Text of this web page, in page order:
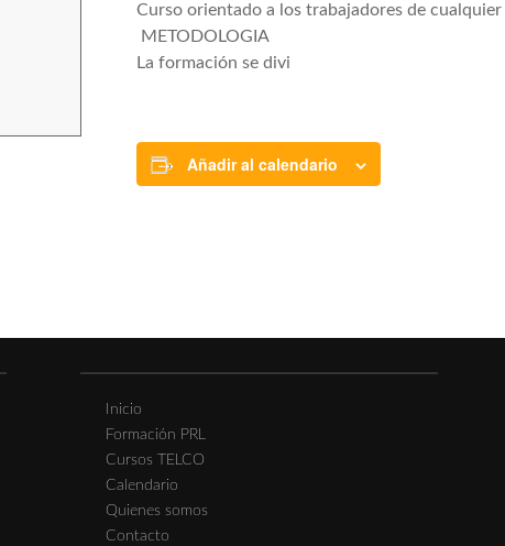
Curso orientado a los trabajadores de
METODOLOGIA
La formación se divi
Añadir al calendario
Inicio
Formación PRL
Cursos TELCO
Calendario
Quienes somos
Contacto